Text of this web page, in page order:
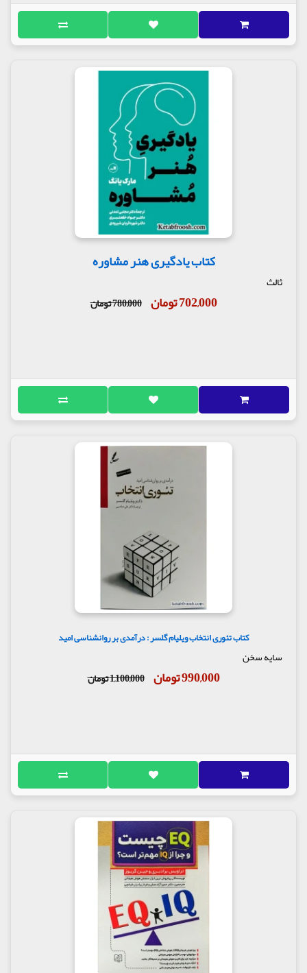
کتاب یادگیری هنر مشاوره
ثالث
702,000 تومان 780,000 تومان
کتاب تئوری انتخاب ویلیام گلسر : درآمدی بر روانشناسی امید
سایه سخن
990,000 تومان 1,100,000 تومان